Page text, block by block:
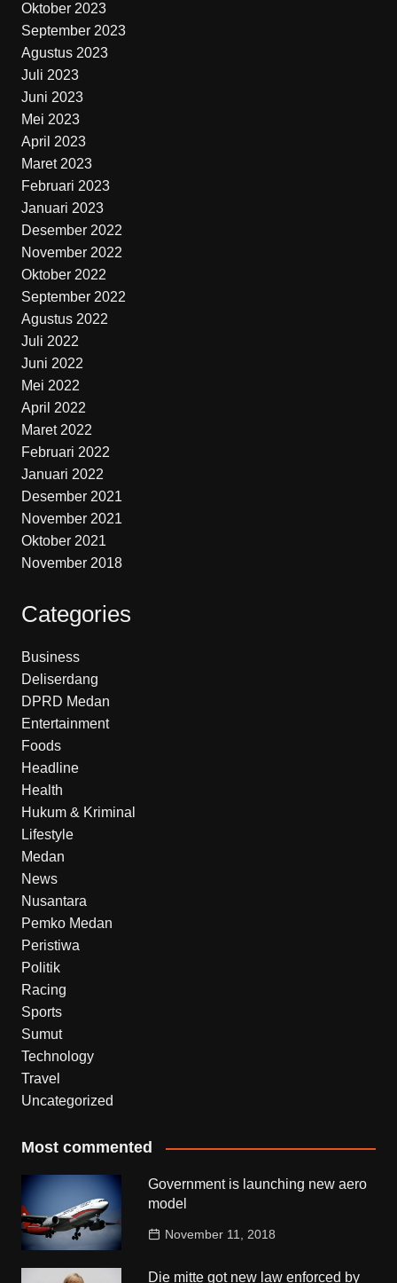
Oktober 2023
September 2023
Agustus 2023
Juli 2023
Juni 2023
Mei 2023
April 2023
Maret 2023
Februari 2023
Januari 2023
Desember 2022
November 2022
Oktober 2022
September 2022
Agustus 2022
Juli 2022
Juni 2022
Mei 2022
April 2022
Maret 2022
Februari 2022
Januari 2022
Desember 2021
November 2021
Oktober 2021
November 2018
Categories
Business
Deliserdang
DPRD Medan
Entertainment
Foods
Headline
Health
Hukum & Kriminal
Lifestyle
Medan
News
Nusantara
Pemko Medan
Peristiwa
Politik
Racing
Sports
Sumut
Technology
Travel
Uncategorized
Most commented
Government is launching new aero
model
November 11, 2018
Die mitte got new law enforced by